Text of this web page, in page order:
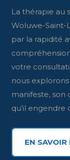
La thérapie au
Woluwe-Saint-
par la rapidité
votre
nous
manifeste, son
qu’il engendre
EN SAVOIR